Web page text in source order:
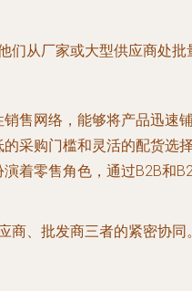
们从厂家或大型供应商处
售网络，能够将产品迅速
采购门槛和灵活的配货选
着零售角色，通过B2B和
、批发商三者的紧密协